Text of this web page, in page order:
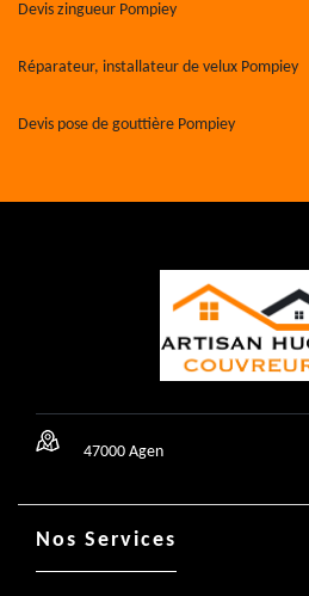
Devis zingueur Pompiey
Réparateur, installateur de velux Pompiey
Devis pose de gouttière Pompiey
47000 Agen
Nos Services